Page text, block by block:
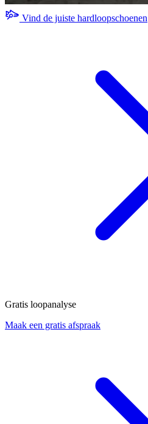
Vind de juiste hardloopschoenen
Gratis loopanalyse
Maak een gratis afspraak